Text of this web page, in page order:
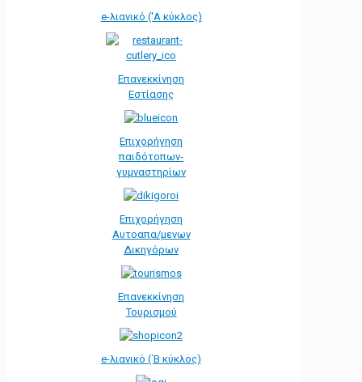
e-λιανικό ('Α κύκλος)
Επανεκκίνηση
Εστίασης
Επιχορήγηση
παιδότοπων-
γυμναστηρίων
Επιχορήγηση
Αυτοαπα/μενων
Δικηγόρων
Επανεκκίνηση
Τουρισμού
e-λιανικό (΄Β κύκλος)